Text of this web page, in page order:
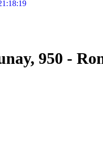
950 -